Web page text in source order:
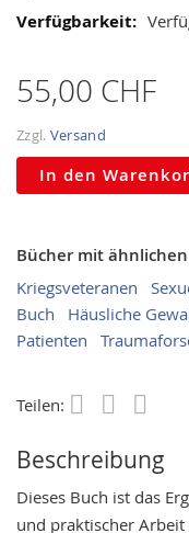
55,00 CHF
Zzgl. Versand
In den
Bücher mit
Kriegsveteranen
Buch
Häusliche
Patienten
Teilen:
Beschreibung
Dieses Buch ist das
und praktischer